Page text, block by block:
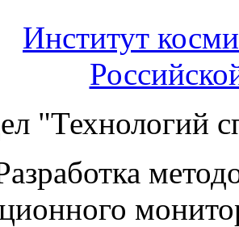
Институт
"Технологий